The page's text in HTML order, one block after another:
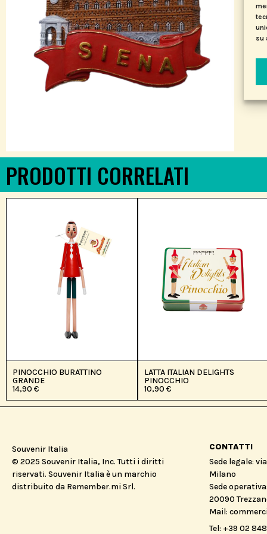
su
PRODOTTI CORRELATI
PINOCCHIO BURATTINO
GRANDE
14,90 €
LATTA ITALIAN DELIGHTS
PINOCCHIO
10,90 €
Souvenir Italia
© 2025 Souvenir Italia, Inc. Tutti i diritti
riservati. Souvenir Italia è un marchio
distribuito da Remember.mi Srl.
CONTATTI
Sede legale:
Milano
Sede
20090
Mail:
Tel: +39 02